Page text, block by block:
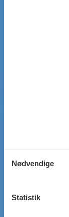
Nødvendige
Statistik